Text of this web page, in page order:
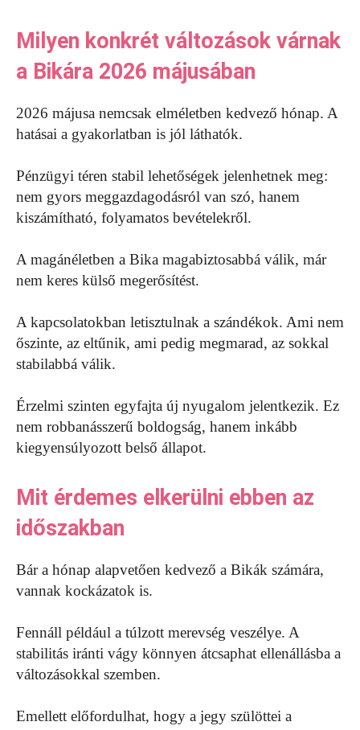
Milyen konkrét változások várnak
a Bikára 2026 májusában
2026 májusa nemcsak elméletben kedvező hónap. A
hatásai a gyakorlatban is jól láthatók.
Pénzügyi téren stabil lehetőségek jelenhetnek meg:
nem gyors meggazdagodásról van szó, hanem
kiszámítható, folyamatos bevételekről.
A magánéletben a Bika magabiztosabbá válik, már
nem keres külső megerősítést.
A kapcsolatokban letisztulnak a szándékok. Ami nem
őszinte, az eltűnik, ami pedig megmarad, az sokkal
stabilabbá válik.
Érzelmi szinten egyfajta új nyugalom jelentkezik. Ez
nem robbanásszerű boldogság, hanem inkább
kiegyensúlyozott belső állapot.
Mit érdemes elkerülni ebben az
időszakban
Bár a hónap alapvetően kedvező a Bikák számára,
vannak kockázatok is.
Fennáll például a túlzott merevség veszélye. A
stabilitás iránti vágy könnyen átcsaphat ellenállásba a
változásokkal szemben.
Emellett előfordulhat, hogy a jegy szülöttei a